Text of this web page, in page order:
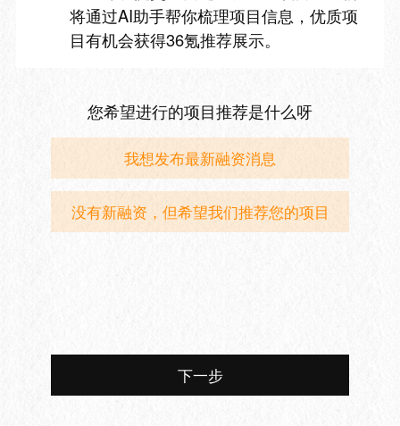
将通过AI助手帮你梳理项目信息，优质项
目有机会获得36氪推荐展示。
您希望进行的项目推荐是什么呀
我想发布最新融资消息
没有新融资，但希望我们推荐您的项目
下一步